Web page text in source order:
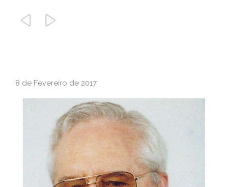
 
8 de Fevereiro de 2017